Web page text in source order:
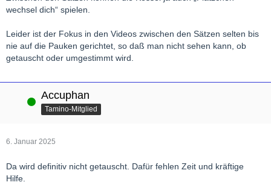
wechsel dich“ spielen.
Leider ist der Fokus in den Videos zwischen den Sätzen selten bis
nie auf die Pauken gerichtet, so daß man nicht sehen kann, ob
getauscht oder umgestimmt wird.
Online Accuphan
Tamino-Mitglied
6. Januar 2025
Da wird definitiv nicht getauscht. Dafür fehlen Zeit und kräftige
Hilfe.